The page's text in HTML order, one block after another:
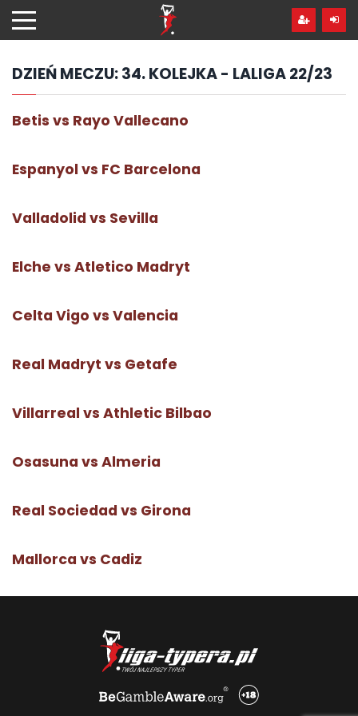
hdo
treści
DZIEŃ MECZU:34. KOLEJKA - LALIGA 22/23
Betis vs Rayo Vallecano
Espanyol vs FC Barcelona
Valladolid vs Sevilla
Elche vs Atletico Madryt
Celta Vigo vs Valencia
Real Madryt vs Getafe
Villarreal vs Athletic Bilbao
Osasuna vs Almeria
Real Sociedad vs Girona
Mallorca vs Cadiz